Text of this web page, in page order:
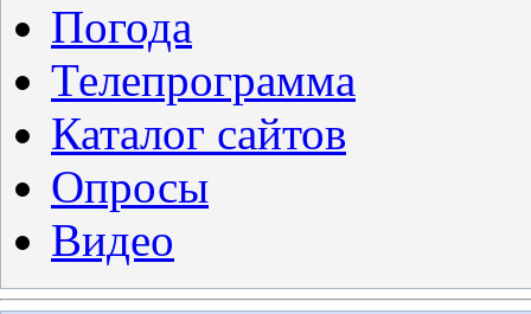
Погода
Телепрограмма
Каталог сайтов
Опросы
Видео